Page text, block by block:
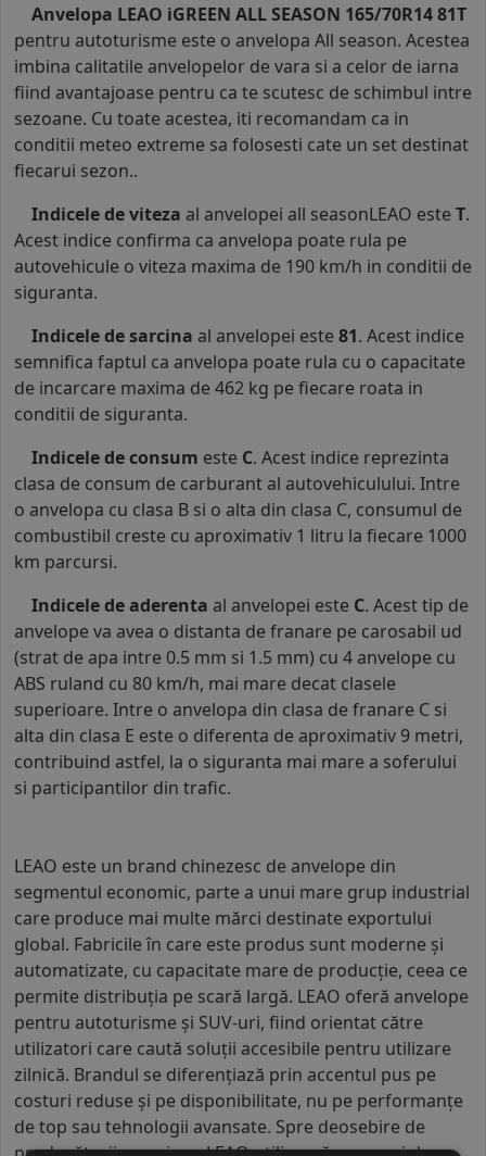
Anvelopa LEAO iGREEN ALL SEASON 165/70R14 81T
pentru autoturisme este o anvelopa All season. Acestea
imbina calitatile anvelopelor de vara si a celor de iarna
fiind avantajoase pentru ca te scutesc de schimbul intre
sezoane. Cu toate acestea, iti recomandam ca in
conditii meteo extreme sa folosesti cate un set destinat
fiecarui sezon..
Indicele de viteza al anvelopei all seasonLEAO este T.
Acest indice confirma ca anvelopa poate rula pe
autovehicule o viteza maxima de 190 km/h in conditii de
siguranta.
Indicele de sarcina al anvelopei este 81. Acest indice
semnifica faptul ca anvelopa poate rula cu o capacitate
de incarcare maxima de 462 kg pe fiecare roata in
conditii de siguranta.
Indicele de consum este C. Acest indice reprezinta
clasa de consum de carburant al autovehiculului. Intre
o anvelopa cu clasa B si o alta din clasa C, consumul de
combustibil creste cu aproximativ 1 litru la fiecare 1000
km parcursi.
Indicele de aderenta al anvelopei este C. Acest tip de
anvelope va avea o distanta de franare pe carosabil ud
(strat de apa intre 0.5 mm si 1.5 mm) cu 4 anvelope cu
ABS ruland cu 80 km/h, mai mare decat clasele
superioare. Intre o anvelopa din clasa de franare C si
alta din clasa E este o diferenta de aproximativ 9 metri,
contribuind astfel, la o siguranta mai mare a soferului
si participantilor din trafic.
LEAO este un brand chinezesc de anvelope din
segmentul economic, parte a unui mare grup industrial
care produce mai multe mărci destinate exportului
global. Fabricile în care este produs sunt moderne și
automatizate, cu capacitate mare de producție, ceea ce
permite distribuția pe scară largă. LEAO oferă anvelope
pentru autoturisme și SUV-uri, fiind orientat către
utilizatori care caută soluții accesibile pentru utilizare
zilnică. Brandul se diferențiază prin accentul pus pe
costuri reduse și pe disponibilitate, nu pe performanțe
de top sau tehnologii avansate. Spre deosebire de